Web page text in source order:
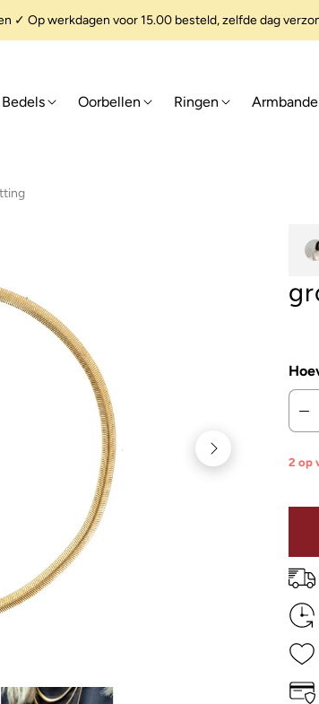
✓ Op werkdagen voor 15.00 besteld, zelfde dag
Bedels Oorbellen Ringen
2 op